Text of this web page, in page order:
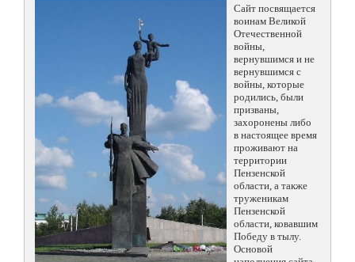
Сайт посвящается
воинам Великой
Отечественной
войны,
вернувшимся и не
вернувшимся с
войны, которые
родились, были
призваны,
захоронены либо
в настоящее время
проживают на
территории
Пензенской
области, а также
труженикам
Пензенской
области, ковавшим
Победу в тылу.
Основой